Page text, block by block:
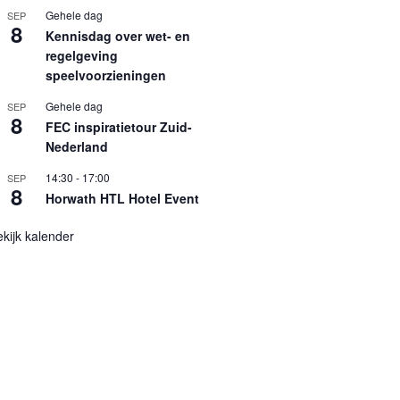
SEP
8
Gehele dag
Kennisdag over wet- en
regelgeving
speelvoorzieningen
SEP
8
Gehele dag
FEC inspiratietour Zuid-
Nederland
SEP
8
14:30 - 17:00
Horwath HTL Hotel Event
kalender